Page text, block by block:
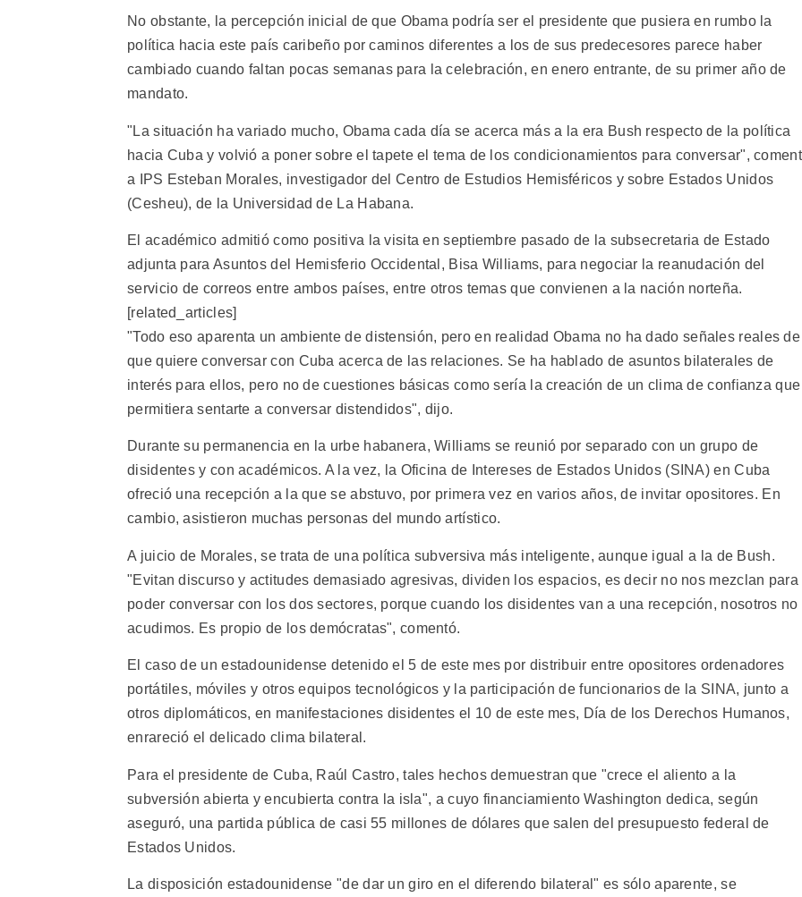
No obstante, la percepción inicial de que Obama podría ser el presidente que pusiera en rumbo la
política hacia este país caribeño por caminos diferentes a los de sus predecesores parece haber
cambiado cuando faltan pocas semanas para la celebración, en enero entrante, de su primer año de
mandato.
"La situación ha variado mucho, Obama cada día se acerca más a la era Bush respecto de la política
hacia Cuba y volvió a poner sobre el tapete el tema de los condicionamientos para conversar",
a IPS Esteban Morales, investigador del Centro de Estudios Hemisféricos y sobre Estados Unidos
(Cesheu), de la Universidad de La Habana.
El académico admitió como positiva la visita en septiembre pasado de la subsecretaria de Estado
adjunta para Asuntos del Hemisferio Occidental, Bisa Williams, para negociar la reanudación del
servicio de correos entre ambos países, entre otros temas que convienen a la nación norteña.
[related_articles]
"Todo eso aparenta un ambiente de distensión, pero en realidad Obama no ha dado señales reales de
que quiere conversar con Cuba acerca de las relaciones. Se ha hablado de asuntos bilaterales de
interés para ellos, pero no de cuestiones básicas como sería la creación de un clima de confianza que
permitiera sentarte a conversar distendidos", dijo.
Durante su permanencia en la urbe habanera, Williams se reunió por separado con un grupo de
disidentes y con académicos. A la vez, la Oficina de Intereses de Estados Unidos (SINA) en Cuba
ofreció una recepción a la que se abstuvo, por primera vez en varios años, de invitar opositores. En
cambio, asistieron muchas personas del mundo artístico.
A juicio de Morales, se trata de una política subversiva más inteligente, aunque igual a la de Bush.
"Evitan discurso y actitudes demasiado agresivas, dividen los espacios, es decir no nos mezclan para
poder conversar con los dos sectores, porque cuando los disidentes van a una recepción, nosotros no
acudimos. Es propio de los demócratas", comentó.
El caso de un estadounidense detenido el 5 de este mes por distribuir entre opositores ordenadores
portátiles, móviles y otros equipos tecnológicos y la participación de funcionarios de la SINA, junto a
otros diplomáticos, en manifestaciones disidentes el 10 de este mes, Día de los Derechos Humanos,
enrareció el delicado clima bilateral.
Para el presidente de Cuba, Raúl Castro, tales hechos demuestran que "crece el aliento a la
subversión abierta y encubierta contra la isla", a cuyo financiamiento Washington dedica, según
aseguró, una partida pública de casi 55 millones de dólares que salen del presupuesto federal de
Estados Unidos.
La disposición estadounidense "de dar un giro en el diferendo bilateral" es sólo aparente, se